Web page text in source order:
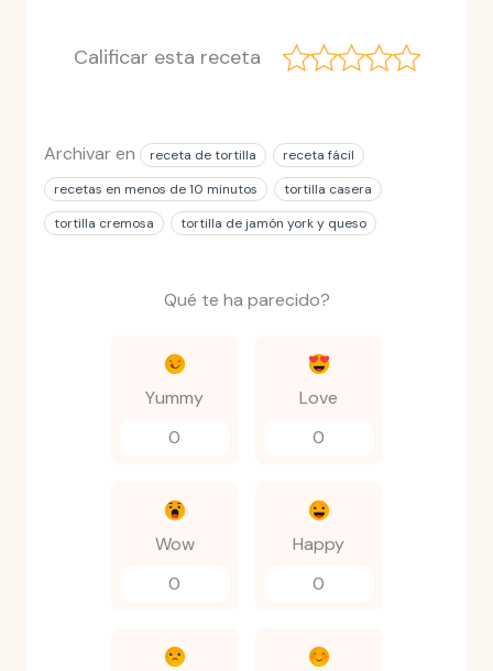
Calificar esta receta
Archivar en receta de tortilla
receta fácil
recetas en menos de 10 minutos
tortilla casera
tortilla cremosa
tortilla de jamón york y queso
Qué te ha parecido?
Yummy
0
Love
0
Wow
0
Happy
0